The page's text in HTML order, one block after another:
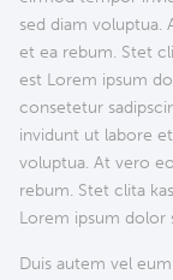
sed diam voluptua.
et ea rebum. Stet
est Lorem ipsum
consetetur
invidunt ut labore
voluptua. At vero
rebum. Stet clita
Lorem ipsum dolor
Duis autem vel